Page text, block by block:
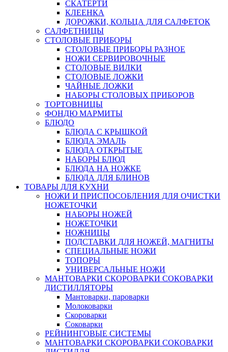
СКАТЕРТИ
КЛЕЕНКА
ДОРОЖКИ, КОЛЬЦА ДЛЯ САЛФЕТОК
САЛФЕТНИЦЫ
СТОЛОВЫЕ ПРИБОРЫ
СТОЛОВЫЕ ПРИБОРЫ РАЗНОЕ
НОЖИ СЕРВИРОВОЧНЫЕ
СТОЛОВЫЕ ВИЛКИ
СТОЛОВЫЕ ЛОЖКИ
ЧАЙНЫЕ ЛОЖКИ
НАБОРЫ СТОЛОВЫХ ПРИБОРОВ
ТОРТОВНИЦЫ
ФОНДЮ МАРМИТЫ
БЛЮДО
БЛЮДА С КРЫШКОЙ
БЛЮДА ЭМАЛЬ
БЛЮДА ОТКРЫТЫЕ
НАБОРЫ БЛЮД
БЛЮДА НА НОЖКЕ
БЛЮДА ДЛЯ БЛИНОВ
ТОВАРЫ ДЛЯ КУХНИ
НОЖИ И ПРИСПОСОБЛЕНИЯ ДЛЯ ОЧИСТКИ
НОЖЕТОЧКИ
НАБОРЫ НОЖЕЙ
НОЖЕТОЧКИ
НОЖНИЦЫ
ПОДСТАВКИ ДЛЯ НОЖЕЙ, МАГНИТЫ
СПЕЦИАЛЬНЫЕ НОЖИ
ТОПОРЫ
УНИВЕРСАЛЬНЫЕ НОЖИ
МАНТОВАРКИ СКОРОВАРКИ СОКОВАРКИ
ДИСТИЛЛЯТОРЫ
Мантоварки, пароварки
Молоковарки
Скороварки
Соковарки
РЕЙНИНГОВЫЕ СИСТЕМЫ
МАНТОВАРКИ СКОРОВАРКИ СОКОВАРКИ